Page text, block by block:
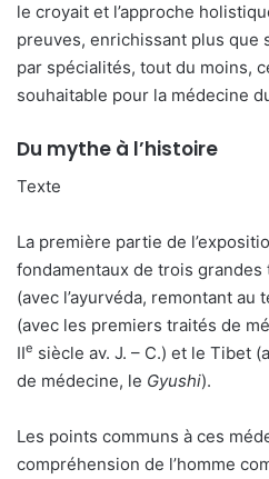
le croyait et l’approche
preuves, enrichissant plus que
par spécialités, tout du moins,
souhaitable pour la médecine
Du mythe à l’histoire
Texte
La première partie de
fondamentaux de trois grandes
(avec l’ayurvéda, remontant au
(avec les premiers traités de
IIe siècle av. J. – C.) et le Tibet
de médecine, le Gyushi).
Les points communs à ces
compréhension de l’homme